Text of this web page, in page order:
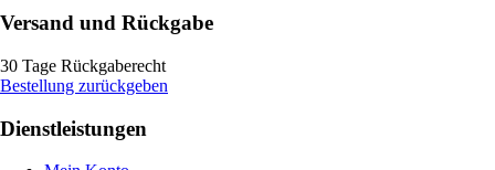
Versand und Rückgabe
30 Tage Rückgaberecht
Bestellung zurückgeben
Dienstleistungen